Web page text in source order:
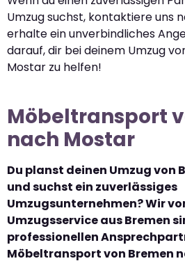
Umzug suchst, kontaktiere uns
erhalte ein unverbindliches
darauf, dir bei deinem Umzug
Mostar zu helfen!
Möbeltransport
nach Mostar
Du planst deinen Umzug von
und suchst ein zuverlässiges
Umzugsunternehmen? Wir
Umzugsservice aus Bremen
professionellen
Möbeltransport von Bremen